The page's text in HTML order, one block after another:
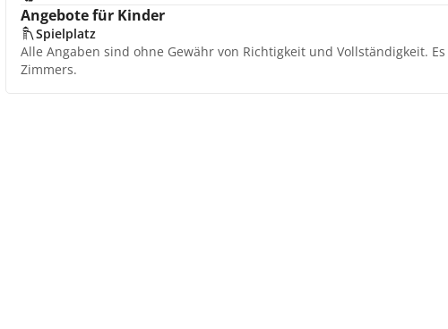
Angebote für Kinder
Spielplatz
Alle Angaben sind ohne Gewähr von Richtigkeit und Vollständigkeit.
Zimmers.